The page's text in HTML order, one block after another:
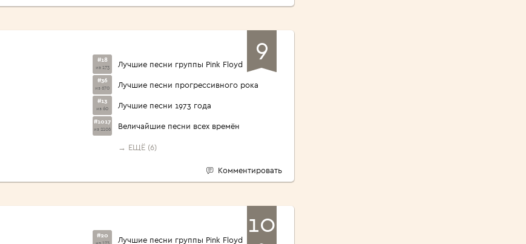
9
#18
из 173 Лучшие песни группы Pink Floyd
#36
из 670 Лучшие песни прогрессивного рока
#13
из 60 Лучшие песни 1973 года
#1017
из 2106 Величайшие песни всех времён
→ ЕЩЁ (6)
Комментировать
10
#20
из 173 Лучшие песни группы Pink Floyd